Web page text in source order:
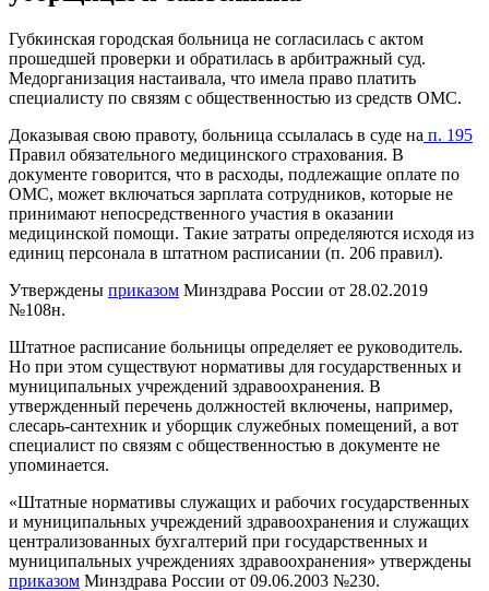
Губкинская городская больница не согласилась с актом
прошедшей проверки и обратилась в арбитражный суд.
Медорганизация настаивала, что имела право платить
специалисту по связям с общественностью из средств ОМС.
Доказывая свою правоту, больница ссылалась в суде на п. 195
Правил обязательного медицинского страхования. В
документе говорится, что в расходы, подлежащие оплате по
ОМС, может включаться зарплата сотрудников, которые не
принимают непосредственного участия в оказании
медицинской помощи. Такие затраты определяются исходя из
единиц персонала в штатном расписании (п. 206 правил).
Утверждены приказом Минздрава России от 28.02.2019
№108н.
Штатное расписание больницы определяет ее руководитель.
Но при этом существуют нормативы для государственных и
муниципальных учреждений здравоохранения. В
утвержденный перечень должностей включены, например,
слесарь-сантехник и уборщик служебных помещений, а вот
специалист по связям с общественностью в документе не
упоминается.
«Штатные нормативы служащих и рабочих государственных
и муниципальных учреждений здравоохранения и служащих
централизованных бухгалтерий при государственных и
муниципальных учреждениях здравоохранения» утверждены
приказом Минздрава России от 09.06.2003 №230.